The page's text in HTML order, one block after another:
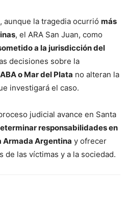
aunque la tragedia ocurrió más
, el ARA San Juan, como
a la jurisdicción del
decisiones sobre la
o Mar del Plata no alteran la
investigará el caso.
judicial avance en Santa
responsabilidades en
Armada Argentina y ofrecer
de las víctimas y a la sociedad.